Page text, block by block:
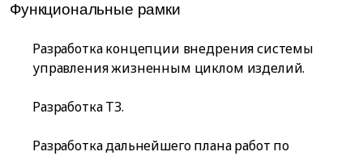
Функциональные рамки
Разработка концепции внедрения системы
управления жизненным циклом изделий.
Разработка ТЗ.
Разработка дальнейшего плана работ по